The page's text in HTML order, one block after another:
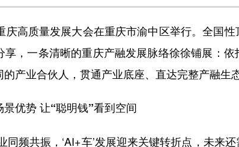
庆高质量发展大会在重庆市渝中区举行。全国
，一条清晰的重庆产融发展脉络徐徐铺展：
产业合伙人，贯通产业底座、直达完整产融生
优势 让“聪明钱”看到空间
同频共振，‘AI+车’发展迎来关键转折点，未来